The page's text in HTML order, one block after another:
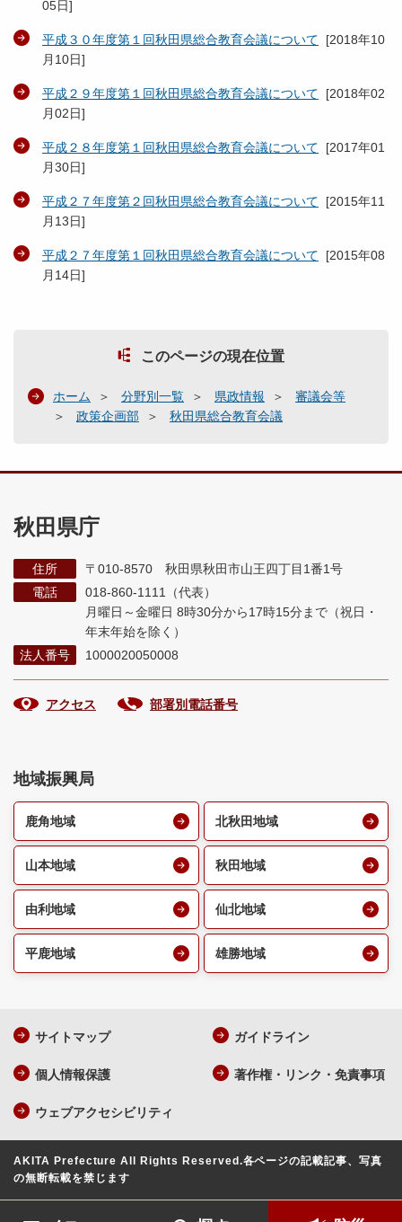
05日]
平成３０年度第１回秋田県総合教育会議について [2018年10
月10日]
平成２９年度第１回秋田県総合教育会議について [2018年02
月02日]
平成２８年度第１回秋田県総合教育会議について [2017年01
月30日]
平成２７年度第２回秋田県総合教育会議について [2015年11
月13日]
平成２７年度第１回秋田県総合教育会議について [2015年08
月14日]
このページの現在位置
ホーム 分野別一覧 県政情報
審議会等
政策企画部
秋田県総合教育会議
秋田県庁
住所
〒010-8570 秋田県秋田市山王四丁目1番1号
電話
018-860-1111（代表）
月曜日～金曜日 8時30分から17時15分まで （祝日・
年末年始を除く）
法人番号
1000020050008
アクセス 部署別電話番号
地域振興局
鹿角地域 北秋田地域
山本地域 秋田地域
由利地域 仙北地域
平鹿地域 雄勝地域
サイトマップ ガイドライン
個人情報保護 著作権・リンク・免責事項
ウェブアクセシビリティ
AKITA Prefecture All Rights Reserved.各ページの記載記事、写真
の無断転載を禁じます